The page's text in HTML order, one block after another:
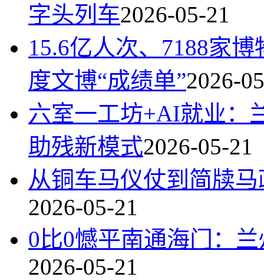
字头列车2026-05-21
15.6亿人次、7188家
度文博“成绩单”2026-
六室一工坊+AI就业：
助残新模式2026-05-21
从铜车马仪仗到简牍
2026-05-21
0比0憾平南通海门：
2026-05-21